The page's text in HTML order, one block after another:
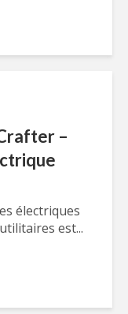
–
électriques
est...